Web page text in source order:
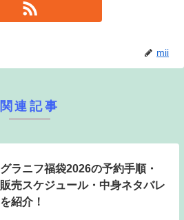
mii
関連記事
グラニフ福袋2026の予約手順・
販売スケジュール・中身ネタバレ
を紹介！